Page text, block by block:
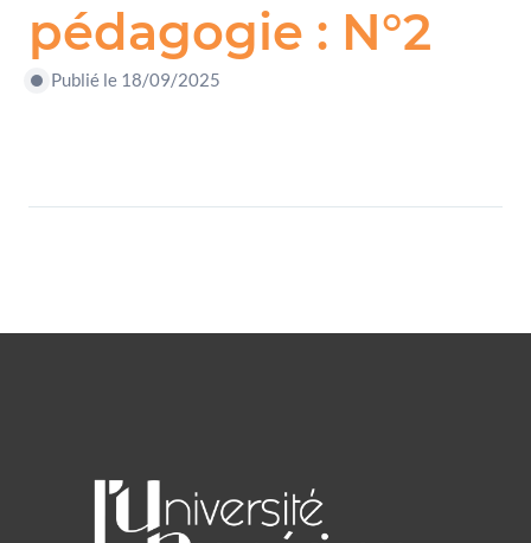
pédagogie : N°2
Publié le 18/09/2025